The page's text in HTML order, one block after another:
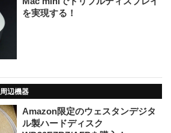
を実現する！
周辺機器
Amazon限定のウェスタンデジタ
ル製ハードディスク